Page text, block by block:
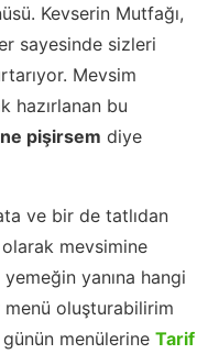
Kevserin Mutfağı,
sayesinde sizleri
Mevsim
hazırlanan bu
pişirsem diye
ve bir de tatlıdan
mevsimine
yanına hangi
menü oluşturabilirim
menülerine Tarif